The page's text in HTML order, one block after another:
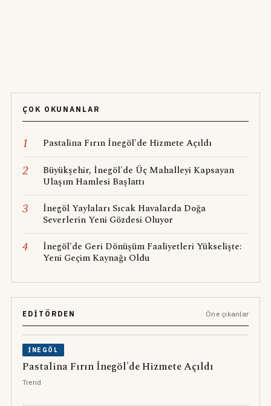
ÇOK OKUNANLAR
1 Pastalina Fırın İnegöl'de Hizmete Açıldı
2
Büyükşehir, İnegöl'de Üç Mahalleyi Kapsayan
Ulaşım Hamlesi Başlattı
3
İnegöl Yaylaları Sıcak Havalarda Doğa
Severlerin Yeni Gözdesi Oluyor
4
İnegöl'de Geri Dönüşüm Faaliyetleri Yükselişte:
Yeni Geçim Kaynağı Oldu
EDITÖRDEN Öne çıkanlar
İNEGÖL
Pastalina Fırın İnegöl'de Hizmete Açıldı
Trend